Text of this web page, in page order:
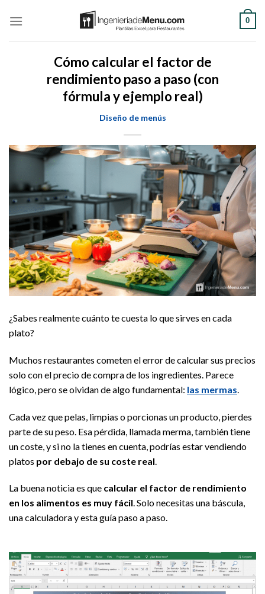
0
Cómo calcular el factor de
rendimiento paso a paso (con
fórmula y ejemplo real)
Diseño de menús
¿Sabes realmente cuánto te cuesta lo que sirves en cada
plato?
Muchos restaurantes cometen el error de calcular sus precios
solo con el precio de compra de los ingredientes. Parece
lógico, pero se olvidan de algo fundamental: las mermas
Cada vez que pelas, limpias o porcionas un producto, pierdes
parte de su peso. Esa pérdida, llamada merma, también tiene
un coste, y si no la tienes en cuenta, podrías estar vendiendo
platos por debajo de su coste real
La buena noticia es que calcular el factor de rendimiento
en los alimentos es muy fácil. Solo necesitas una báscula,
una calculadora y esta guía paso a paso.